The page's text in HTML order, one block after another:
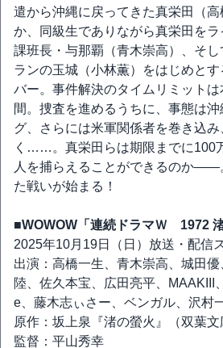
遣から沖縄に戻ってきた真栄田（
か、同級生でありながら真栄田を
課班長・与那覇（青木崇高）、そ
ランの玉城（小林薫）をはじめと
バー。事件解決のタイムリミットは
間。捜査を進めるうちに、事態は
グ、さらには米軍関係者を巻き込
く……。真栄田らは期限までに100
人を捕らえることができるのか——
た戦いが始まる！
■WOWOW「連続ドラマＷ 1972
2025年10月19日（日）放送・配信
出演：高橋一生、青木崇高、城田
陸、佐久本宝、広田亮平、MAAKIII
e、藤木志ぃさー、ベンガル、沢村
原作：坂上泉『渚の螢火』（双葉文
監督：平山秀幸